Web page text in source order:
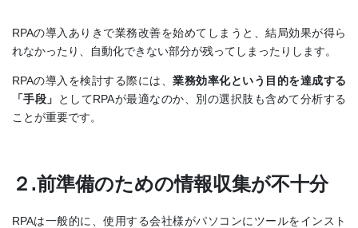
RPAの導入ありきで業務改善を始めてしまうと、結局効果が得ら
れなかったり、自動化できない部分が残ってしまったりします。
RPAの導入を検討する際には、業務効率化という目的を達成する
「手段」
としてRPAが最適なのか、別の選択肢も含めて分析する
ことが重要です。
２.前準備のための情報収集が不十分
RPAは一般的に、使用する会社様がパソコンにツールをインスト